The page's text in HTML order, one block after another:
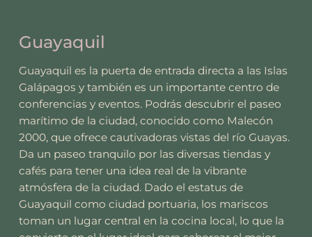
Guayaquil
Guayaquil es la puerta de entrada directa a las Islas
Galápagos y también es un importante centro de
conferencias y eventos. Podrás descubrir el paseo
marítimo de la ciudad, conocido como Malecón
2000, que ofrece cautivadoras vistas del río Guayas.
Da un paseo tranquilo por las diversas tiendas y
cafés para tener una idea real de la vibrante
atmósfera de la ciudad. Dado el estatus de
Guayaquil como ciudad portuaria, los mariscos
toman un lugar central en la cocina local, lo que la